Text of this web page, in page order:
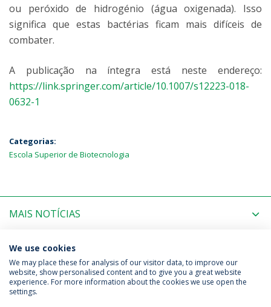
ou peróxido de hidrogénio (água oxigenada). Isso
significa que estas bactérias ficam mais difíceis de
combater.
A publicação na íntegra está neste endereço:
https://link.springer.com/article/10.1007/s12223-018-
0632-1
Categorias:
Escola Superior de Biotecnologia
MAIS NOTÍCIAS
PRÓXIMOS EVENTOS
Política de Privacidade
Termos & Condições
We use cookies
We may place these for analysis of our visitor data, to improve our
website, show personalised content and to give you a great website
experience. For more information about the cookies we use open the
settings.